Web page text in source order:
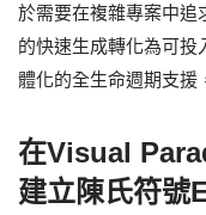
於需要在複雜專案中追
的快速生成轉化為可投
體化的全生命週期支援
在Visual
建立陳氏符號